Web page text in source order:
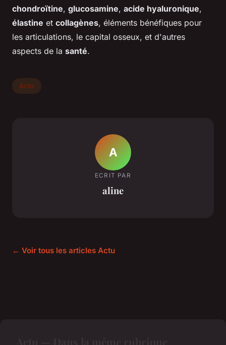
chondroïtine, glucosamine, acide hyaluronique,
élastine et collagènes, éléments bénéfiques pour
les articulations, le capital osseux, et d'autres
aspects de la santé.
Actu
A
ECRIT PAR
aline
← Voir tous les articles Actu